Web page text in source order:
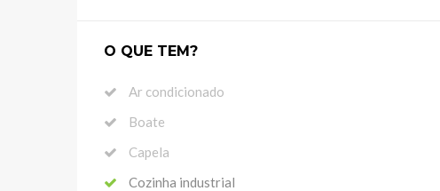
O QUE TEM?
Ar condicionado
Boate
Capela
Cozinha industrial